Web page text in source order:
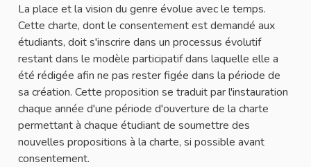
La place et la vision du genre évolue avec le temps.
Cette charte, dont le consentement est demandé aux
étudiants, doit s'inscrire dans un processus évolutif
restant dans le modèle participatif dans laquelle elle a
été rédigée afin ne pas rester figée dans la période de
sa création. Cette proposition se traduit par l'instauration
chaque année d'une période d'ouverture de la charte
permettant à chaque étudiant de soumettre des
nouvelles propositions à la charte, si possible avant
consentement.